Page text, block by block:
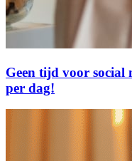
Geen tijd voor social
per dag!